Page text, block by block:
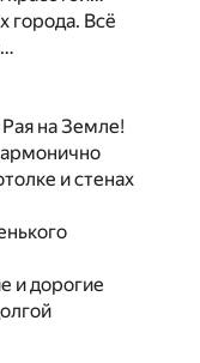
города. Всё
на Земле!
и стенах
и дорогие